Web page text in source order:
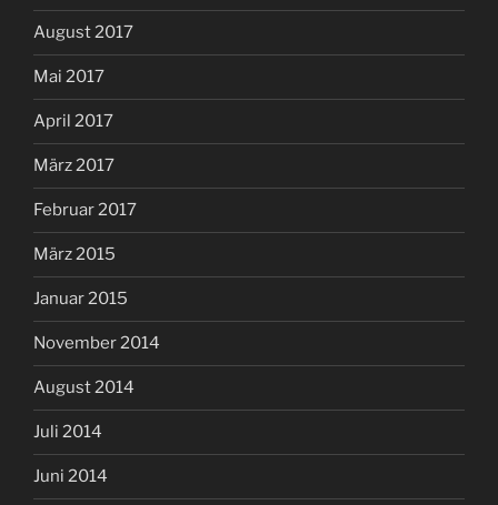
August 2017
Mai 2017
April 2017
März 2017
Februar 2017
März 2015
Januar 2015
November 2014
August 2014
Juli 2014
Juni 2014